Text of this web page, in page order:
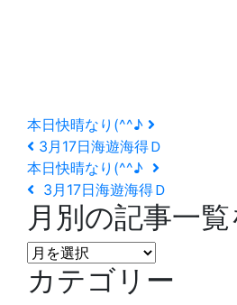
本日快晴なり(^^♪
3月17日海遊海得Ｄ
本日快晴なり(^^♪
3月17日海遊海得Ｄ
月別の記事一
月
別
の
カテゴリー